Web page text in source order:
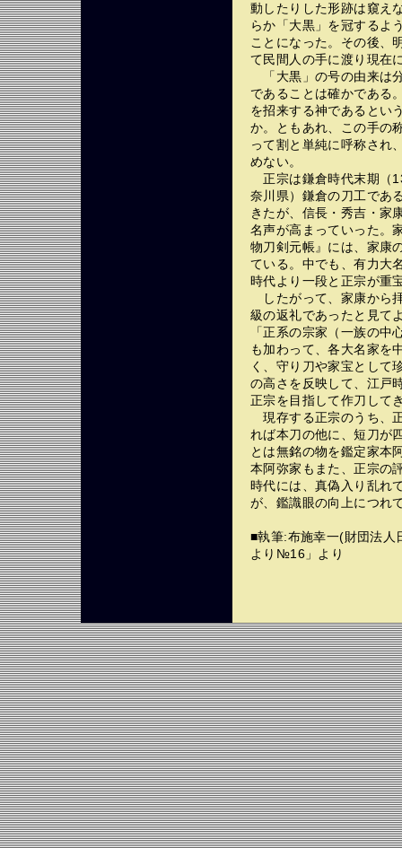
動したりした形跡は窺え
らか「大黒」を冠するよ
ことになった。その後、
て民間人の手に渡り現在
「大黒」の号の由来は
であることは確かである
を招来する神であるとい
か。ともあれ、この手の
って割と単純に呼称され
めない。
正宗は鎌倉時代末期（
奈川県）鎌倉の刀工であ
きたが、信長・秀吉・家
名声が高まっていった。
物刀剣元帳』には、家康
ている。中でも、有力大
時代より一段と正宗が重
したがって、家康から
級の返礼であったと見て
「正系の宗家（一族の中
も加わって、各大名家を
く、守り刀や家宝として
の高さを反映して、江戸
正宗を目指して作刀して
現存する正宗のうち、
れば本刀の他に、短刀が
とは無銘の物を鑑定家本
本阿弥家もまた、正宗の
時代には、真偽入り乱れ
が、鑑識眼の向上につれ
■執筆:布施幸一(財団法人
より№16」より